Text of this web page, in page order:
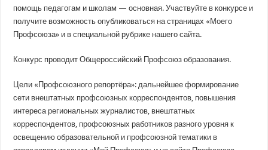
помощь педагогам и школам — основная. Участвуйте в конкурсе и
получите возможность опубликоваться на страницах «Моего
Профсоюза» и в специальной рубрике нашего сайта.
Конкурс проводит Общероссийский Профсоюз образования.
Цели «Профсоюзного репортёра»: дальнейшее формирование
сети внештатных профсоюзных корреспондентов, повышения
интереса региональных журналистов, внештатных
корреспондентов, профсоюзных работников разного уровня к
освещению образовательной и профсоюзной тематики в